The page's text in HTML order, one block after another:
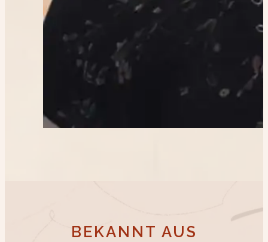
BEKANNT AUS